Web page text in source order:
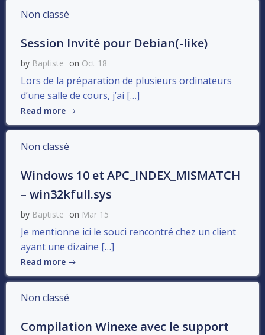
Non classé
Session Invité pour Debian(-like)
by Baptiste on Oct 18
Lors de la préparation de plusieurs ordinateurs
d’une salle de cours, j’ai […]
Read more
Non classé
Windows 10 et APC_INDEX_MISMATCH
– win32kfull.sys
by Baptiste on Mar 15
Je mentionne ici le souci rencontré chez un client
ayant une dizaine […]
Read more
Non classé
Compilation Winexe avec le support